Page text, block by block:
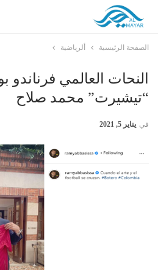
الصفحة الرئيسية ألرياضية
النحات العالمي فرناندو
“تيشيرت” محمد صلاح
في يناير 5, 2021